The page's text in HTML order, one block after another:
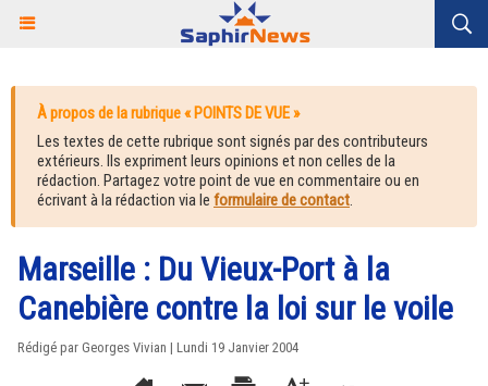
À propos de la rubrique « POINTS DE VUE »
Les textes de cette rubrique sont signés par des contributeurs
extérieurs. Ils expriment leurs opinions et non celles de la
rédaction. Partagez votre point de vue en commentaire ou en
écrivant à la rédaction via le formulaire de contact.
Marseille : Du Vieux-Port à la
Canebière contre la loi sur le voile
Rédigé par Georges Vivian | Lundi 19 Janvier 2004